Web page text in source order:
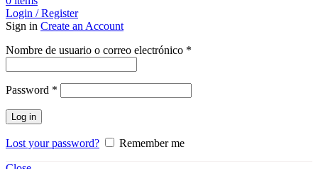
Login / Register
Sign in Create an Account
Nombre de usuario o correo electrónico *
Password *
Log in
Lost your password? Remember me